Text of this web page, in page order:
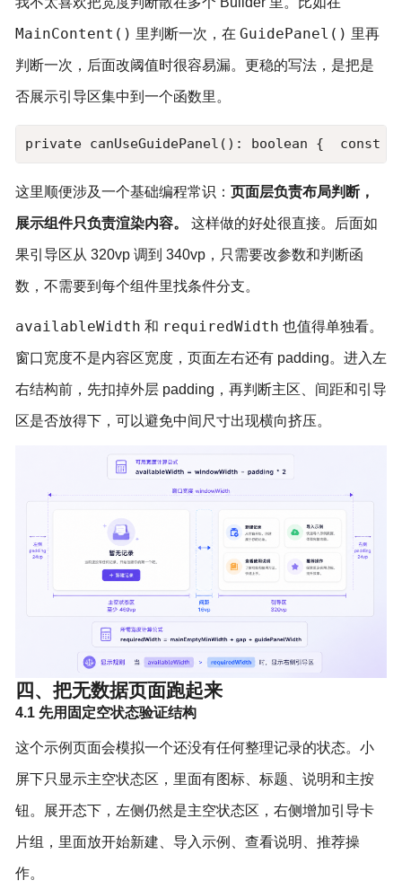
MainContent() 里判断一次，在 GuidePanel() 里再
判断一次，后面改阈值时很容易漏。更稳的写法，是把是
否展示引导区集中到一个函数里。
private canUseGuidePanel(): boolean {  const
这里顺便涉及一个基础编程常识： 页面层负责布局判断，
展示组件只负责渲染内容。 这样做的好处很直接。后面如
果引导区从 320vp 调到 340vp，只需要改参数和判断函
数，不需要到每个组件里找条件分支。
availableWidth 和 requiredWidth 也值得单独看。
窗口宽度不是内容区宽度，页面左右还有 padding。进入左
右结构前，先扣掉外层 padding，再判断主区、间距和引导
区是否放得下，可以避免中间尺寸出现横向挤压。
四、把无数据页面跑起来
4.1 先用固定空状态验证结构
这个示例页面会模拟一个还没有任何整理记录的状态。小
屏下只显示主空状态区，里面有图标、标题、说明和主按
钮。展开态下，左侧仍然是主空状态区，右侧增加引导卡
片组，里面放开始新建、导入示例、查看说明、推荐操
作。